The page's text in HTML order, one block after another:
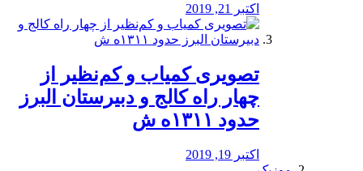
اکتبر 21, 2019
️تصویری کمیاب و کم‌نظیر از
چهار راه كالج و دبيرستان البرز
حدود ۱۳۱۱ه ش
اکتبر 19, 2019